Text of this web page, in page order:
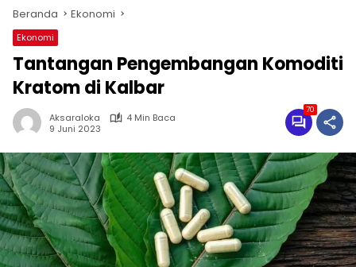
Beranda Ekonomi
Ekonomi
Tantangan Pengembangan Komoditi
Kratom di Kalbar
Aksaraloka
4 Min Baca
9 Juni 2023
70